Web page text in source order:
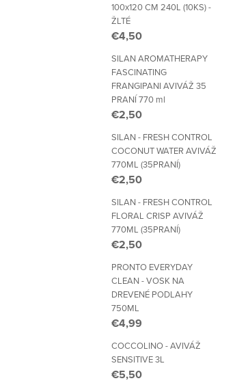
100x120 CM 240L (10KS) -
ŽLTÉ
€4,50
SILAN AROMATHERAPY
FASCINATING
FRANGIPANI AVIVÁŽ 35
PRANÍ 770 ml
€2,50
SILAN - FRESH CONTROL
COCONUT WATER AVIVÁŽ
770ML (35PRANÍ)
€2,50
SILAN - FRESH CONTROL
FLORAL CRISP AVIVÁŽ
770ML (35PRANÍ)
€2,50
PRONTO EVERYDAY
CLEAN - VOSK NA
DREVENÉ PODLAHY
750ML
€4,99
COCCOLINO - AVIVÁŽ
SENSITIVE 3L
€5,50